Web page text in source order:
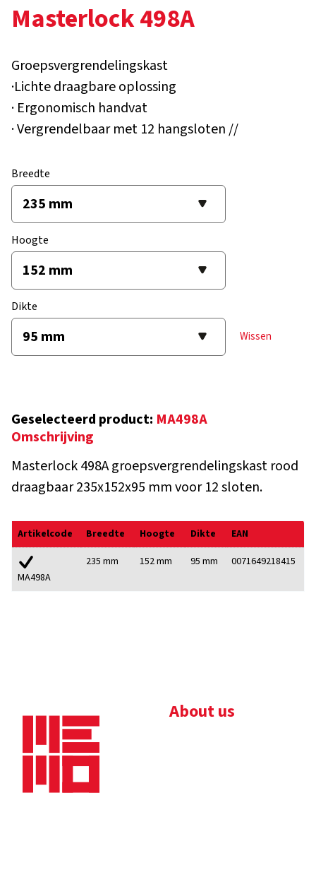
Masterlock 498A
Groepsvergrendelingskast
·Lichte draagbare oplossing
· Ergonomisch handvat
· Vergrendelbaar met 12 hangsloten //
Breedte
Hoogte
Dikte
Wissen
Geselecteerd product: MA498A
Omschrijving
Masterlock 498A groepsvergrendelingskast rood
draagbaar 235x152x95 mm voor 12 sloten.
Artikelcode Breedte Hoogte Dikte EAN
MA498A
235 mm 152 mm 95 mm 0071649218415
About us